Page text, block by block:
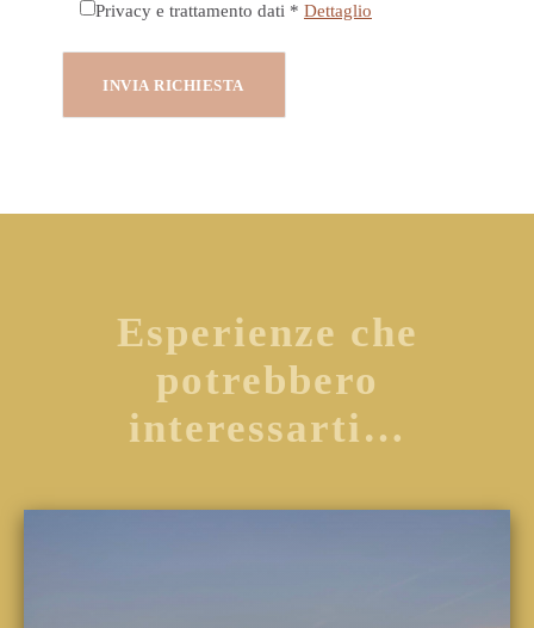
Privacy e trattamento dati * Dettaglio
Esperienze che
potrebbero
interessarti…